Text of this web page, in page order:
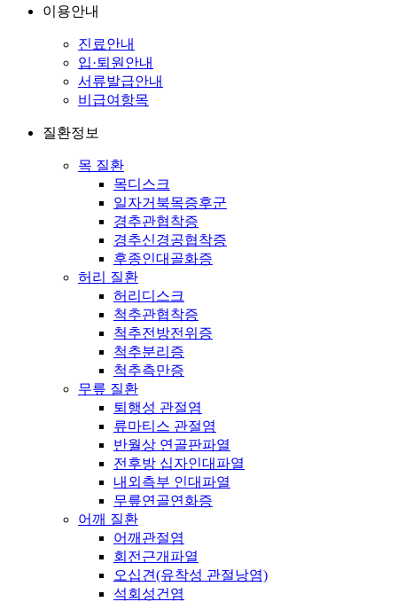
이용안내
진료안내
입·퇴원안내
서류발급안내
비급여항목
질환정보
목 질환
목디스크
일자거북목증후군
경추관협착증
경추신경공협착증
후종인대골화증
허리 질환
허리디스크
척추관협착증
척추전방전위증
척추분리증
척추측만증
무릎 질환
퇴행성 관절염
류마티스 관절염
반월상 연골판파열
전후방 십자인대파열
내외측부 인대파열
무릎연골연화증
어깨 질환
어깨관절염
회전근개파열
오십견(유착성 관절낭염)
석회성건염